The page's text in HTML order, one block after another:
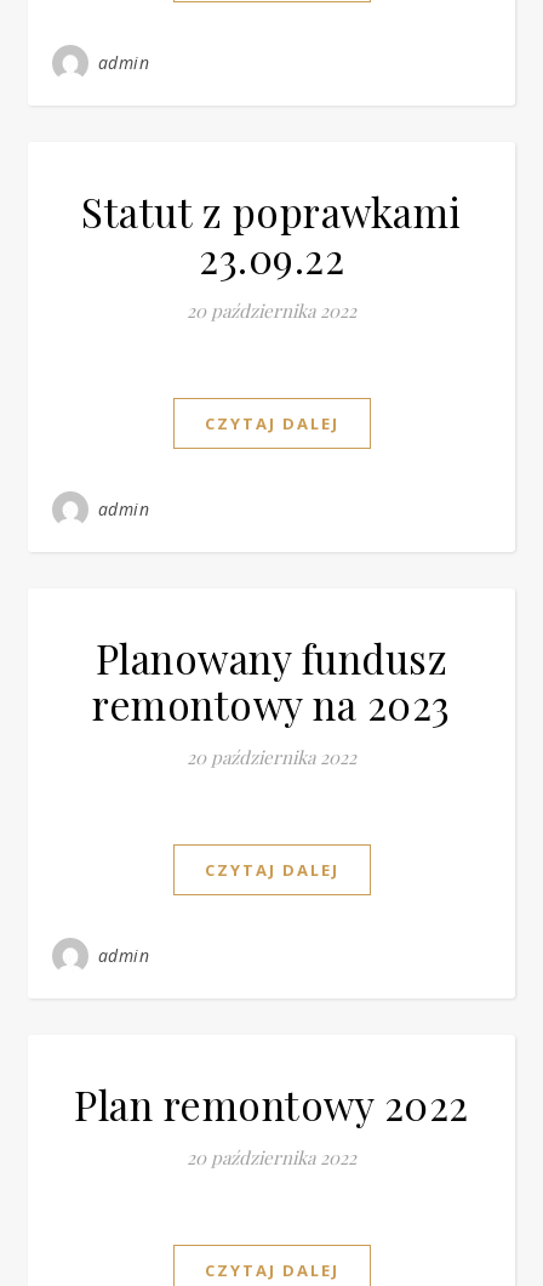
admin
Statut z poprawkami
23.09.22
20 października 2022
CZYTAJ DALEJ
admin
Planowany fundusz
remontowy na 2023
20 października 2022
CZYTAJ DALEJ
admin
Plan remontowy 2022
20 października 2022
CZYTAJ DALEJ